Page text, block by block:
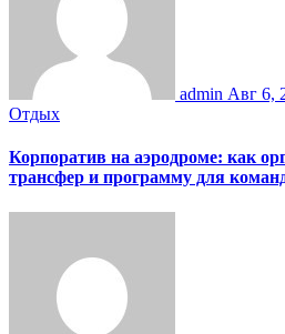
admin Авг 6,
Отдых
Корпоратив на аэродроме: как
трансфер и программу для